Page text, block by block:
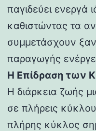
παγιδεύει ενεργά
καθιστώντας τα
συμμετάσχουν
παραγωγής
Η Επίδραση των
Η διάρκεια ζωής
σε πλήρεις
πλήρης κύκλος